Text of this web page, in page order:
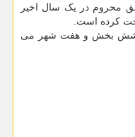
محروم در یک سال اخیر
دارای شش بخش و هفت شهر می